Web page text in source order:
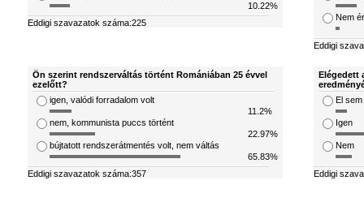
10.22%
Eddigi szavazatok száma:225
Nem
Eddigi
Ön szerint rendszerváltás történt Romániában 25 évvel
ezelőtt?
igen, valódi forradalom volt
11.2%
nem, kommunista puccs történt
22.97%
bújtatott rendszerátmentés volt, nem váltás
65.83%
Eddigi szavazatok száma:357
Elégedett
El
Igen
Nem
Eddigi